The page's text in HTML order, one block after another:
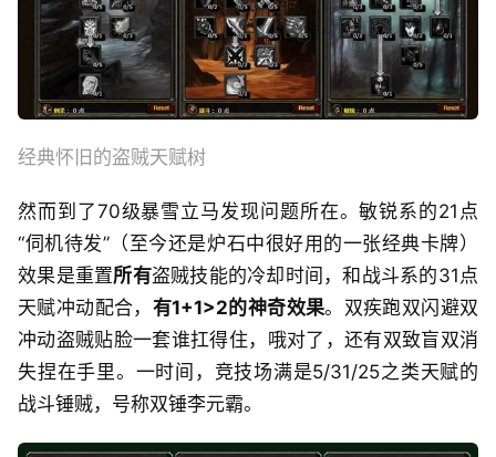
经典怀旧的盗贼天赋树
然而到了70级暴雪立马发现问题所在。敏锐系的21点
“伺机待发”（至今还是炉石中很好用的一张经典卡牌）
效果是重置所有盗贼技能的冷却时间，和战斗系的31点
天赋冲动配合， 有1+1>2的神奇效果。双疾跑双闪避双
冲动盗贼贴脸一套谁扛得住，哦对了，还有双致盲双消
失捏在手里。一时间，竞技场满是5/31/25之类天赋的
战斗锤贼，号称双锤李元霸。